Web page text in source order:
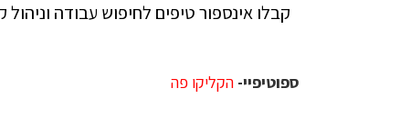
קבלו אינספור טיפים לחיפוש עבודה וניהול
ספוטיפיי- הקליקו פה